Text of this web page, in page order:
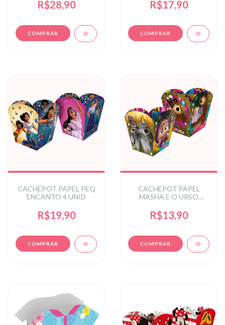
R$28,90 R$17,90
CACHEPOT PAPEL PEQ
ENCANTO 4 UNID
R$19,90
CACHEPOT PAPEL
MASHA E O URSO
R$13,90